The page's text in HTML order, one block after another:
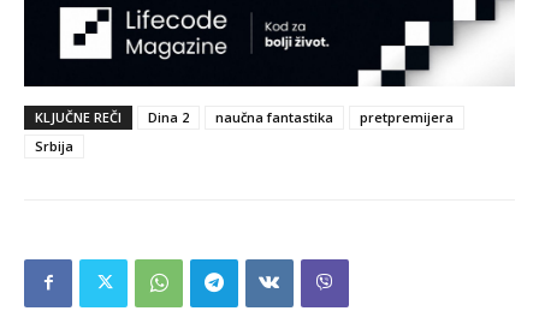
KLJUČNE REČI Dina 2 naučna fantastika
pretpremijera
Srbija